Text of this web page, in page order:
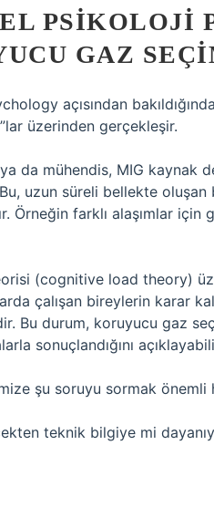
PSIKOLOJI
GAZ
açısından
üzerinden gerçekleşir.
da mühendis, MIG kaynak
uzun süreli bellekte
Örneğin farklı alaşımlar
(cognitive load theory)
çalışan bireylerin karar
Bu durum, koruyucu gaz
sonuçlandığını
şu soruyu sormak önemli
teknik bilgiye mi